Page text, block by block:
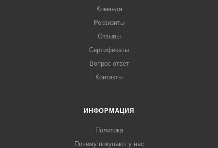
Команда
Реквизиты
Отзывы
Сертификаты
Вопрос-ответ
Контакты
ИНФОРМАЦИЯ
Политика
Почему покупают у нас